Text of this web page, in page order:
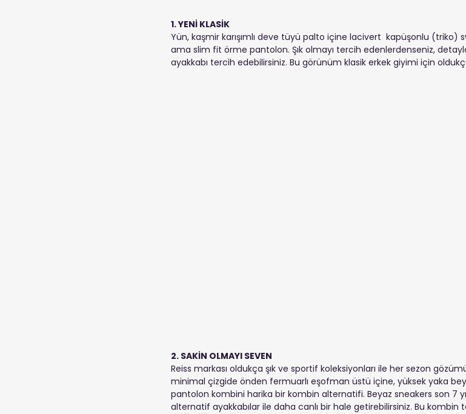
1. YENİ KLASİK
Yün, kaşmir karışımlı deve tüyü palto içine lacivert  kapüşonlu (triko)
ama slim fit örme pantolon. Şık olmayı tercih edenlerdenseniz,
ayakkabı tercih edebilirsiniz. Bu görünüm klasik erkek giyimi için
2. SAKİN OLMAYI SEVEN
Reiss markası oldukça şık ve sportif koleksiyonları ile her sezon
minimal çizgide önden fermuarlı eşofman üstü içine, yüksek yaka
pantolon kombini harika bir kombin alternatifi. Beyaz sneakers son 7
alternatif ayakkabılar ile daha canlı bir hale getirebilirsiniz. Bu kombin